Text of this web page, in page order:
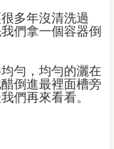
多年沒清洗過
們拿一個容器倒
勻，均勻的灑在
倒進最裡面槽旁
們再來看看。